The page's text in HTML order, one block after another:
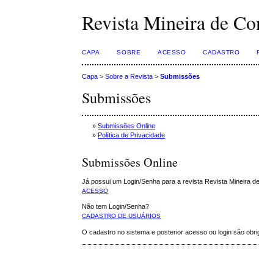
Revista Mineira de
CAPA SOBRE ACESSO CADASTRO
Capa >Sobre a Revista >Submissões
Submissões
»Submissões Online
»Política de Privacidade
Submissões Online
Já possui um Login/Senha para a revista Revista Mineira
ACESSO
Não tem Login/Senha?
CADASTRO DE USUÁRIOS
O cadastro no sistema e posterior acesso ou login são